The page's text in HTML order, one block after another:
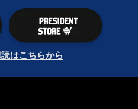
はこちらから